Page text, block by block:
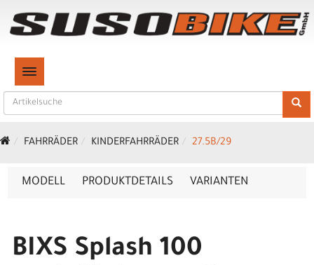
TOGGLE NAVIGATION
FAHRRÄDER KINDERFAHRRÄDER 27.5B/29
MODELL PRODUKTDETAILS VARIANTEN
BIXS Splash 100